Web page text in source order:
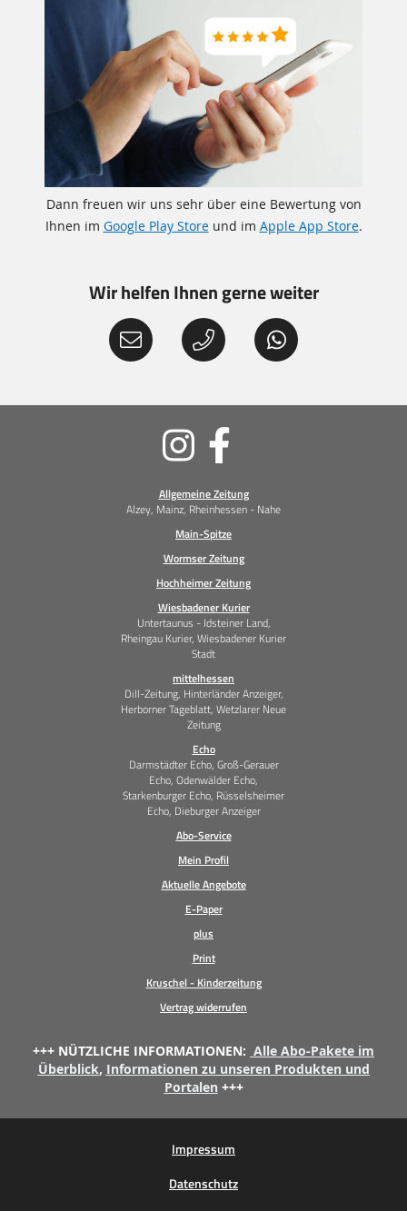
Dann freuen wir uns sehr über eine Bewertung von
Ihnen im Google Play Storeund im Apple App Store.
Wir helfen Ihnen gerne weiter
Allgemeine Zeitung
Alzey, Mainz, Rheinhessen - Nahe
Main-Spitze
Wormser Zeitung
Hochheimer Zeitung
Wiesbadener Kurier
Untertaunus - Idsteiner Land,
Rheingau Kurier, Wiesbadener Kurier
Stadt
mittelhessen
Dill-Zeitung, Hinterländer Anzeiger,
Herborner Tageblatt, Wetzlarer Neue
Zeitung
Echo
Darmstädter Echo, Groß-Gerauer
Echo, Odenwälder Echo,
Starkenburger Echo, Rüsselsheimer
Echo, Dieburger Anzeiger
Abo-Service
Mein Profil
Aktuelle Angebote
E-Paper
plus
Print
Kruschel - Kinderzeitung
Vertrag widerrufen
Soziale
Medien
+++ NÜTZLICHE INFORMATIONEN: Alle Abo-Pakete im
Überblick, Informationen zu unseren Produkten und
Portalen +++
Impressum
Datenschutz